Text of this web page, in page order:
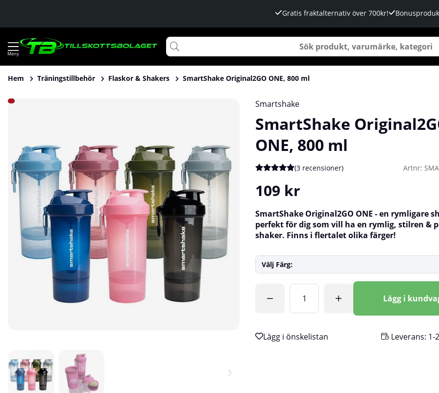
Gratis fraktalternativ över 700kr!
Hem Träningstillbehör Flaskor & Shakers SmartShake Original2GO ONE, 800 ml
Produktbilder SmartShake Original2GO ONE, 800 ml Smartshake
SmartShake
ONE, 800 ml
Medelbetyg 5 av 5 Antal betyg 3
(3 recensioner) Artnr:
109 kr
SmartShake Original2GO ONE - en rymligare
perfekt för dig som vill ha en rymlig, stilren &
shaker. Finns i flertalet olika färger!
Välj Färg:
Lägg i
Leverans: 1-